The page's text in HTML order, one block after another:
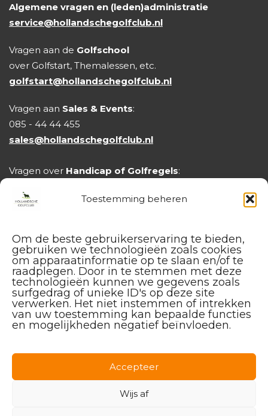
Toestemming beheren
Om de beste gebruikerservaring te bieden,
gebruiken we technologieën zoals cookies
om apparaatinformatie op te slaan en/of te
raadplegen. Door in te stemmen met deze
technologieën kunnen we gegevens zoals
surfgedrag of unieke ID's op deze site
verwerken. Het niet instemmen of intrekken
van uw toestemming kan bepaalde functies
en mogelijkheden negatief beïnvloeden.
Accepteer
Wijs af
Algemene vragen en (leden)administratie
service@hollandschegolfclub.nl
Vragen aan de Golfschool
over Golfstart, Themalessen, etc.
golfstart@hollandschegolfclub.nl
Vragen aan Sales & Events:
085 - 44 44 455
sales@hollandschegolfclub.nl
Vragen over Handicap of Golfregels:
Instagram